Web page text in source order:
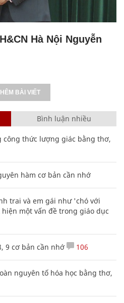
Hà Nội Nguyễn
BÀI VIẾT
Bình luận nhiều
công thức lượng giác bằng thơ,
hàm cơ bản cần nhớ
trai và em gái như 'chó với
một vấn đề trong giáo dục
9 cơ bản cần nhớ 106
nguyên tố hóa học bằng thơ,